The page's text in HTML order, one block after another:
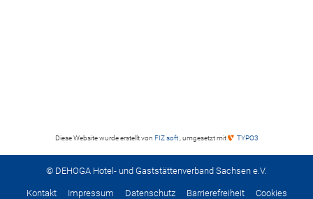
Diese Website wurde erstellt von FIZ soft , umgesetzt mit TYPO3
© DEHOGA Hotel- und Gaststättenverband Sachsen e.V.
Kontakt Impressum Datenschutz Barrierefreiheit Cookies